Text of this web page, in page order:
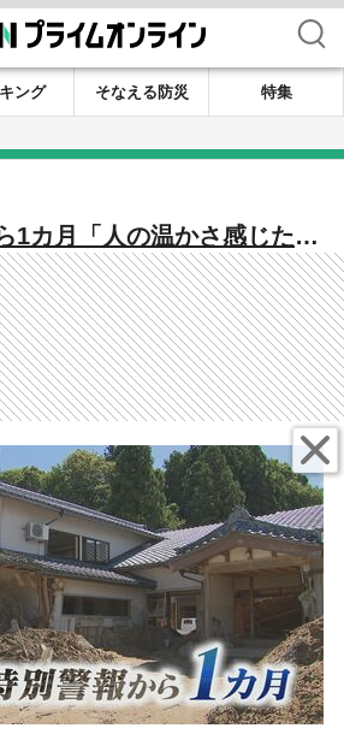
検索
ング そなえる防災
特集
1カ月「人の温かさ感じた」
力得て復旧作業…続く避難
潟発】